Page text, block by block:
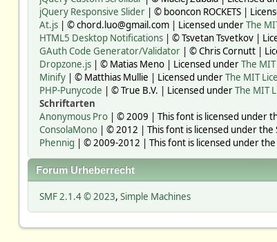
jQuery Responsive Slider| © booncon ROCKETS |
At.js| © chord.luo@gmail.com | Licensed underThe
HTML5 Desktop Notifications| © Tsvetan Tsvetkov |
GAuth Code Generator/Validator| © Chris Cornutt |
Dropzone.js| © Matias Meno | Licensed underThe
Minify| © Matthias Mullie | Licensed underThe MIT
PHP-Punycode | © True B.V. | Licensed underThe MIT
Schriftarten
Anonymous Pro| © 2009 | This font is licensed under
ConsolaMono| © 2012 | This font is licensed under the
Phennig | © 2009-2012 | This font is licensed under the
Forum Urheberrecht
SMF 2.1.4 © 2023, Simple Machines